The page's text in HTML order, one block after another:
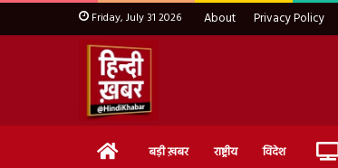
Friday, July 31 2026 About Privacy Policy
Home बड़ी ख़बर राष्ट्रीय विदेश